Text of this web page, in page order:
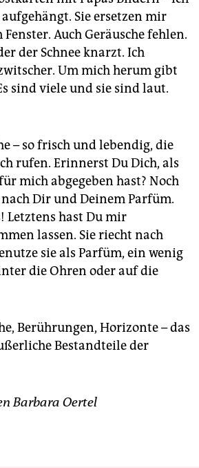
Sie ersetzen mir
Auch Geräusche fehlen.
der Schnee knarzt. Ich
Um mich herum gibt
sind viele und sie sind laut.
– so frisch und lebendig, die
rufen. Erinnerst Du Dich, als
mich abgegeben hast? Noch
Dir und Deinem Parfüm.
Letztens hast Du mir
lassen. Sie riecht nach
sie als Parfüm, ein wenig
die Ohren oder auf die
Berührungen, Horizonte – das
Bestandteile der
Barbara Oertel